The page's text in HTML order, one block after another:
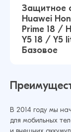
14 ₽16 ₽
Защитное
Базовое
Базовое
Защитное
Huawei
Prime 18 /
Y5 18 / Y5
Базовое
В 2014 году мы
для мобильных